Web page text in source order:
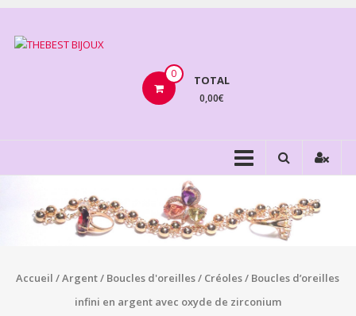
Aller
contenu
BIJOUX
0 TOTAL
0,00€
Accueil /Argent/ Boucles d'oreilles/ Créoles/ Boucles d’oreilles
infini en argent avec oxyde de zirconium